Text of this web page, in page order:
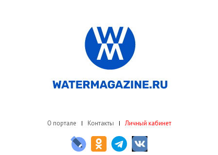
О портале Контакты Личный кабинет